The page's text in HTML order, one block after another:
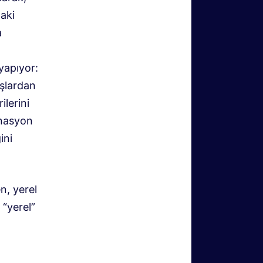
yerel